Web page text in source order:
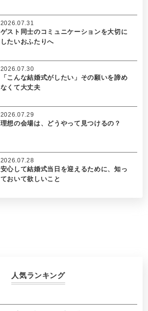
ゲスト同士のコミュニケーションを大切に
したいおふたりへ
2026.07.31
「こんな結婚式がしたい」その願いを諦め
なくて大丈夫
2026.07.30
理想の会場は、どうやって見つけるの？
2026.07.29
安心して結婚式当日を迎えるために、知っ
ておいて欲しいこと
2026.07.28
人気ランキング